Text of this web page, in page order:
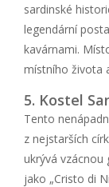
sardinské
legendární
kavárnami.
místního života
5. Kostel
Tento
z nejstarších
ukrývá vzácnou
jako „Cristo di